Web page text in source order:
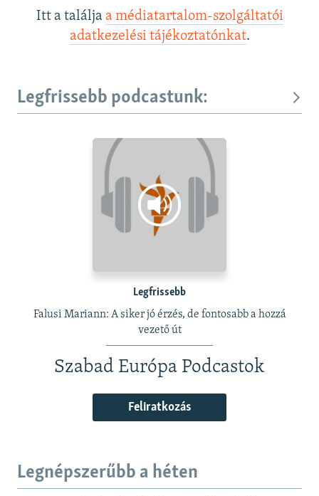
Itt a találja a médiatartalom-szolgáltatói
adatkezelési tájékoztatónkat.
Legfrissebb podcastunk:
Legfrissebb
Falusi Mariann: A siker jó érzés, de fontosabb a hozzá
vezető út
Szabad Európa Podcastok
Feliratkozás
Legnépszerűbb a héten